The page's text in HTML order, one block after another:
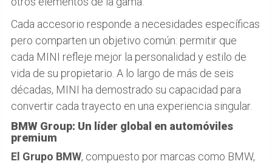
Cada accesorio responde a necesidades específicas
pero comparten un objetivo común: permitir que
cada MINI refleje mejor la personalidad y estilo de
vida de su propietario. A lo largo de más de seis
décadas, MINI ha demostrado su capacidad para
convertir cada trayecto en una experiencia singular.
BMW Group: Un líder global en automóviles
premium
El Grupo BMW, compuesto por marcas como BMW,